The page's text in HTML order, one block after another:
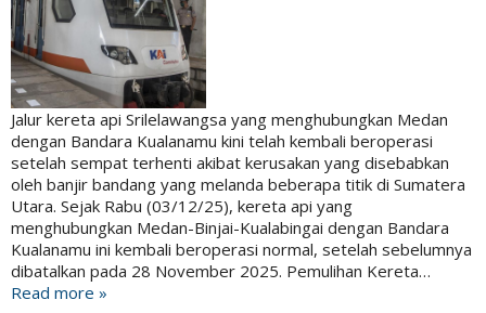
Jalur kereta api Srilelawangsa yang menghubungkan Medan
dengan Bandara Kualanamu kini telah kembali beroperasi
setelah sempat terhenti akibat kerusakan yang disebabkan
oleh banjir bandang yang melanda beberapa titik di Sumatera
Utara. Sejak Rabu (03/12/25), kereta api yang
menghubungkan Medan-Binjai-Kualabingai dengan Bandara
Kualanamu ini kembali beroperasi normal, setelah sebelumnya
dibatalkan pada 28 November 2025. Pemulihan Kereta…
Read more »